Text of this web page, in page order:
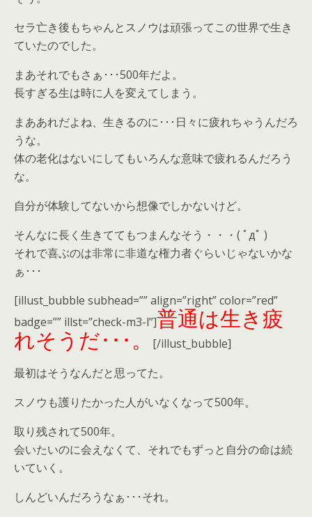
セラ亡き後もちゃんとスノウは頑張ってこの世界で生き
ていたのでした。
まあそれでもさぁ･･･500年だよ。
長すぎる生は時に人を変えてしまう。
まああれだよね、生きるのに･･･日々に疲れちゃうんだろ
うな。
体の老化はないにしてもいろんな意味で疲れるんだろう
な。
自分が体験してないから想像でしかないけど。
そんなに長く生きててもつまんなそう・・・( ﾟдﾟ )
それで喜ぶのは非常に非道な権力者ぐらいじゃないかな
ぁ･･･
[illust_bubble subhead=”” align=”right” color=”red”
badge=”” illst=”check-m3-l”]普通は生き疲
れそうだ･･･。
[/illust_bubble]
最初はそうなんだと思ってた。
スノウも護りたかった人がいなくなって500年。
取り残されて500年。
会いたいのに会えなくて、それでもずっと自分の命は続
いていく。
しんどいんだろうなぁ･･･それ。